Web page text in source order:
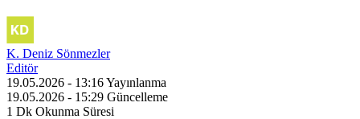
K. Deniz Sönmezler
Editör
19.05.2026 - 13:16Yayınlanma
19.05.2026 - 15:29 Güncelleme
1 Dk Okunma Süresi